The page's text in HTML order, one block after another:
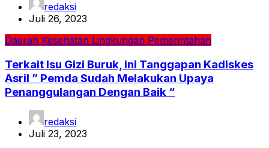
redaksi
Juli 26, 2023
Daerah Kesehatan Lingkungan Pemerintahan
Terkait Isu Gizi Buruk, ini Tanggapan Kadiskes
Asril ” Pemda Sudah Melakukan Upaya
Penanggulangan Dengan Baik “
redaksi
Juli 23, 2023